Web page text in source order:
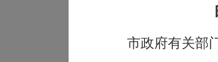
市政府有关部